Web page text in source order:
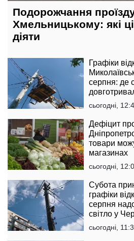
Подорожчання
Хмельницькому: які
діяти
Графіки
серпня: де
сьогодні,
Дефіцит
товари
магазинах
сьогодні,
Субота
графіки
серпня
світло у
сьогодні,